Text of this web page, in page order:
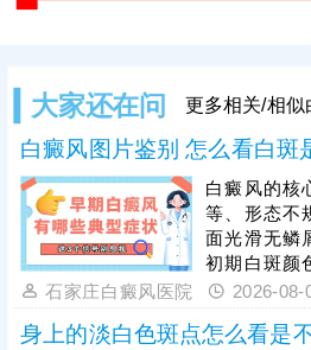
大家还在问 更多相关/相
白癜风图片鉴别 怎么看白斑
白癜风的核
等、形态不
面光滑无鳞
初期白斑颜
点状或片状
肉眼观察易
石家庄白癜风医院 2026-08-
身上的淡白色斑点怎么看是